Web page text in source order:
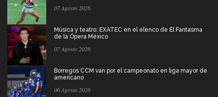
07 Agosto 2026
Música y teatro: EXATEC en el elenco de El Fantasma
de la Ópera México
07 Agosto 2026
Borregos CCM van por el campeonato en liga mayor de
americano
06 Agosto 2026